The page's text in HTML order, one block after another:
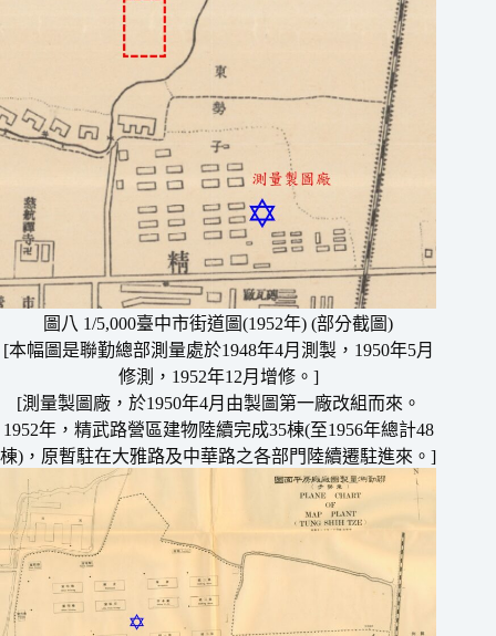
圖八 1/5,000臺中市街道圖(1952年) (部分截圖)
[本幅圖是聯勤總部測量處於1948年4月測製，1950年5月
修測，1952年12月增修。]
[測量製圖廠，於1950年4月由製圖第一廠改組而來。
1952年，精武路營區建物陸續完成35棟(至1956年總計48
棟)，原暫駐在大雅路及中華路之各部門陸續遷駐進來。]